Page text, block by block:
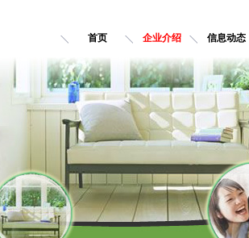
首页 企业介绍 信息动态